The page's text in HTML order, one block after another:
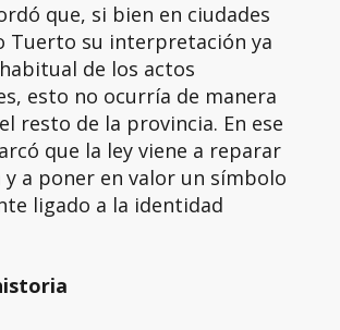
que, si bien en ciudades
Tuerto su interpretación ya
de los actos
esto no ocurría de manera
resto de la provincia. En ese
que la ley viene a reparar
y a poner en valor un símbolo
ligado a la identidad